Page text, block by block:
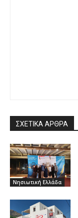
ΣΧΕΤΙΚΑ ΑΡΘΡΑ
Νησιωτική Ελλάδα